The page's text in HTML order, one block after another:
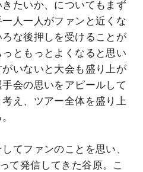
たいか、についてもまず
人一人がファンと近くな
な後押しを受けることが
ともっとよくなると思い
いないと大会も盛り上が
会の思いをアピールして
え、ツアー全体を盛り上
てファンのことを思い、
て発信してきた谷原。こ